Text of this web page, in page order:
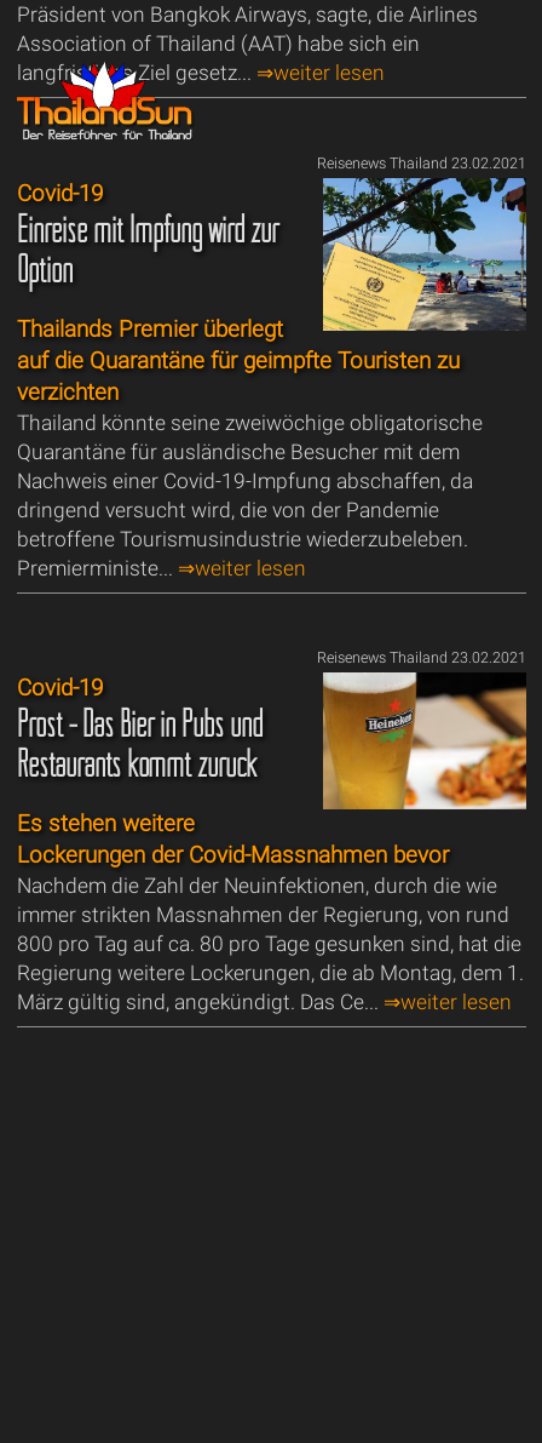
Präsident von Bangkok Airways, sagte, die Airlines
Association of Thailand (AAT) habe sich ein
langfristiges Ziel gesetz... ⇒weiter lesen
Reisenews Thailand 23.02.2021
Covid-19
Einreise mit Impfung wird zur
Option
Thailands Premier überlegt
auf die Quarantäne für geimpfte Touristen zu
verzichten
Thailand könnte seine zweiwöchige obligatorische
Quarantäne für ausländische Besucher mit dem
Nachweis einer Covid-19-Impfung abschaffen, da
dringend versucht wird, die von der Pandemie
betroffene Tourismusindustrie wiederzubeleben.
Premierministe... ⇒weiter lesen
Reisenews Thailand 23.02.2021
Covid-19
Prost - Das Bier in Pubs und
Restaurants kommt zurück
Es stehen weitere
Lockerungen der Covid-Massnahmen bevor
Nachdem die Zahl der Neuinfektionen, durch die wie
immer strikten Massnahmen der Regierung, von rund
800 pro Tag auf ca. 80 pro Tage gesunken sind, hat die
Regierung weitere Lockerungen, die ab Montag, dem 1.
März gültig sind, angekündigt. Das Ce... ⇒weiter lesen